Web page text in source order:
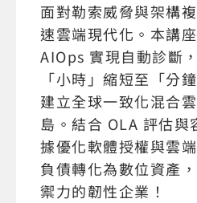
面對勒索威脅與架構
速雲端現代化。本講
AIOps 實現自動診斷
「小時」縮短至「分
建立全球一致化混合
島。結合 OLA 評估與
據優化軟體授權與雲
負債轉化為數位資產
禦力的韌性企業！